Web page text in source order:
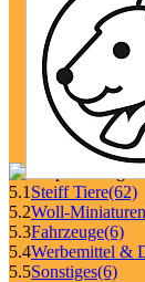
5.1 Steiff Tiere(62)
5.2Woll-Miniaturen
5.3Fahrzeuge(6)
5.4Werbemittel &
5.5Sonstiges(6)